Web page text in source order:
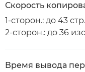
Скорость
1-сторон.: до 43
2-сторон.: до 36
Время вывода